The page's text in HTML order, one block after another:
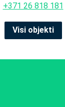
+371 26 818 181
Visi objekti